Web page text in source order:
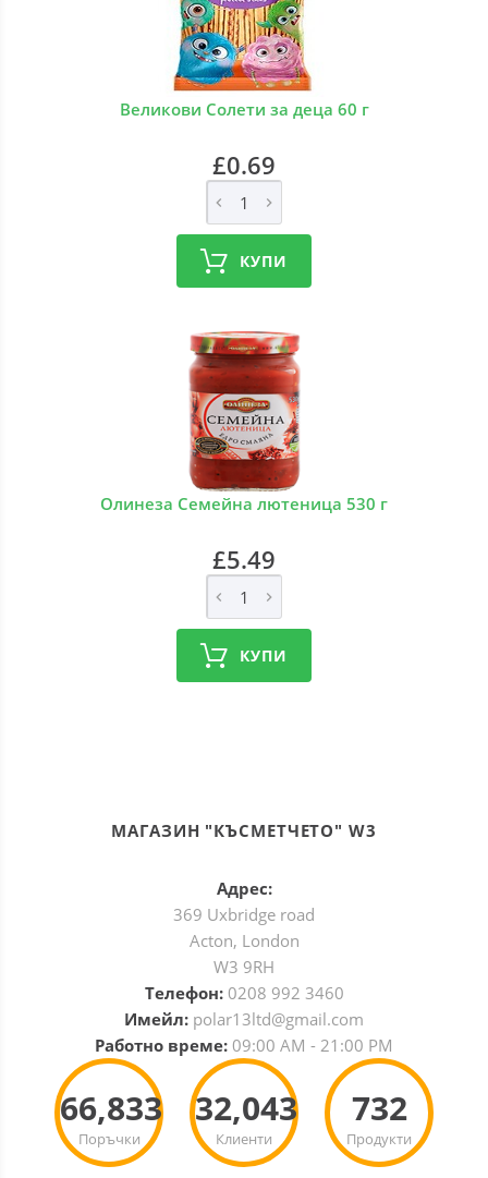
Великови Солети за деца 60 г
£0.69
КУПИ
Олинеза Семейна лютеница 530 г
£5.49
КУПИ
МАГАЗИН "КЪСМЕТЧЕТО" W3
Адрес:
369 Uxbridge road
Acton, London
W3 9RH
Телефон: 0208 992 3460
Имейл: polar13ltd@gmail.com
Работно време: 09:00 AM - 21:00 PM
Поръчки
66,833
Клиенти
32,043
Продукти
732